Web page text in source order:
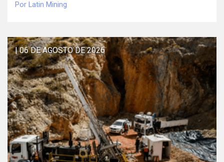
Por Latin Mining
| 06 DE AGOSTO DE 2026